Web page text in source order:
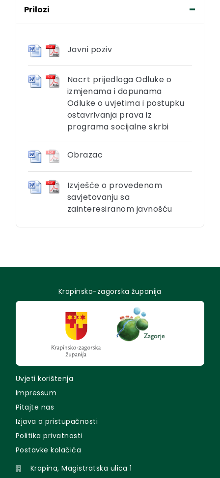
Prilozi
Javni poziv
Nacrt prijedloga Odluke o
izmjenama i dopunama
Odluke o uvjetima i postupku
ostavrivanja prava iz
programa socijalne skrbi
Obrazac
Izvješće o provedenom
savjetovanju sa
zainteresiranom javnošću
Krapinsko-zagorska županija
Uvjeti korištenja
Impressum
Pitajte nas
Izjava o pristupačnosti
Politika privatnosti
Postavke kolačića
Krapina, Magistratska ulica 1